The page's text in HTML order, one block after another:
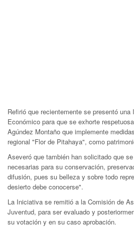
Refirió que recientemente se presentó
Económico para que se exhorte
Agúndez Montaño que implemente
regional "Flor de Pitahaya", como
Aseveró que también han solicitado que
necesarias para su conservación,
difusión, pues su belleza y sobre todo
desierto debe conocerse".
La Iniciativa se remitió a la Comisión de
Juventud, para ser evaluado y
su votación y en su caso aprobación.